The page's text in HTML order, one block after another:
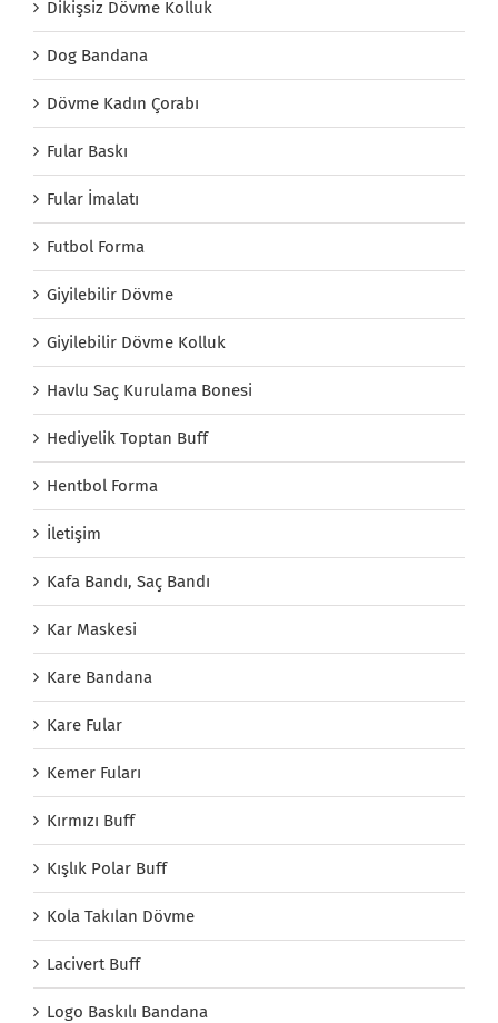
Dikişsiz Dövme Kolluk
Dog Bandana
Dövme Kadın Çorabı
Fular Baskı
Fular İmalatı
Futbol Forma
Giyilebilir Dövme
Giyilebilir Dövme Kolluk
Havlu Saç Kurulama Bonesi
Hediyelik Toptan Buff
Hentbol Forma
İletişim
Kafa Bandı, Saç Bandı
Kar Maskesi
Kare Bandana
Kare Fular
Kemer Fuları
Kırmızı Buff
Kışlık Polar Buff
Kola Takılan Dövme
Lacivert Buff
Logo Baskılı Bandana